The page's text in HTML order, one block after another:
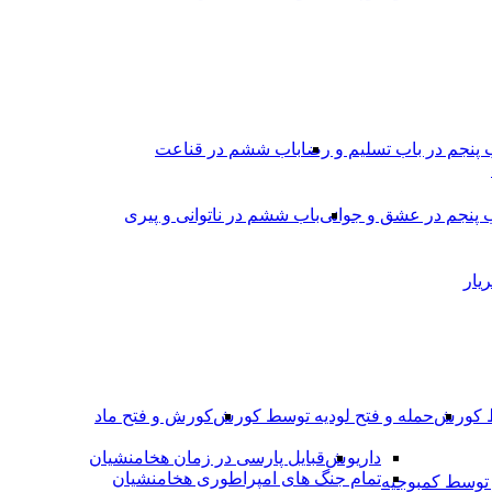
پنجم در باب تسلیم و رضاباب ششم در قناعت
پنجم در عشق و جوانىباب ششم در ناتوانى و پیرى
کورشحمله و فتح لودیه توسط کورشکورش و فتح ماد
کمبوجیه
داریوشقبایل پارسی در زمان هخامنشیان
تمام جنگ های امپراطوری هخامنشیان